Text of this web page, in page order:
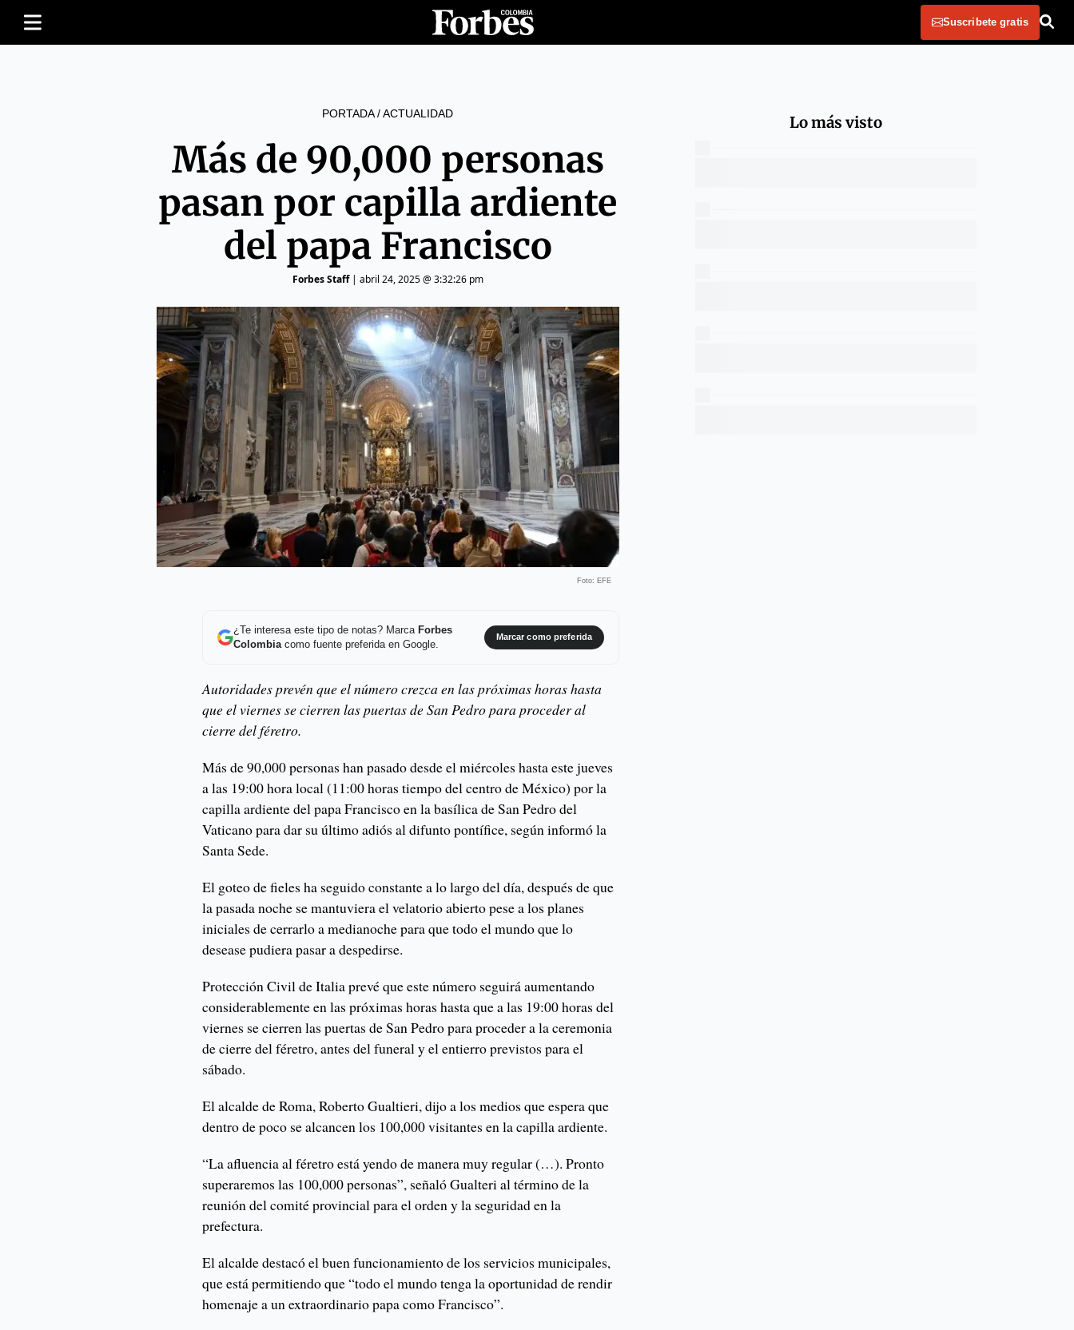
Suscribete gratis
PORTADA/ACTUALIDAD
Más de 90,000 personas
pasan por capilla ardiente
del papa Francisco
Forbes Staff| abril 24, 2025 @ 3:32:26 pm
Foto: EFE
¿Te interesa este tipo de notas? Marca Forbes
Colombiacomo fuente preferida en Google.
Marcar como preferida
Autoridades prevén que el número crezca en las próximas horas hasta
que el viernes se cierren las puertas de San Pedro para proceder al
cierre del féretro.
Más de 90,000 personas han pasado desde el miércoles hasta este jueves
a las 19:00 hora local (11:00 horas tiempo del centro de México) por la
capilla ardiente del papa Francisco en la basílica de San Pedro del
Vaticano para dar su último adiós al difunto pontífice, según informó la
Santa Sede.
El goteo de fieles ha seguido constante a lo largo del día, después de que
la pasada noche se mantuviera el velatorio abierto pese a los planes
iniciales de cerrarlo a medianoche para que todo el mundo que lo
desease pudiera pasar a despedirse.
Protección Civil de Italia prevé que este número seguirá aumentando
considerablemente en las próximas horas hasta que a las 19:00 horas del
viernes se cierren las puertas de San Pedro para proceder a la ceremonia
de cierre del féretro, antes del funeral y el entierro previstos para el
sábado.
El alcalde de Roma, Roberto Gualtieri, dijo a los medios que espera que
dentro de poco se alcancen los 100,000 visitantes en la capilla ardiente.
“La afluencia al féretro está yendo de manera muy regular (…). Pronto
superaremos las 100,000 personas”, señaló Gualteri al término de la
reunión del comité provincial para el orden y la seguridad en la
prefectura.
El alcalde destacó el buen funcionamiento de los servicios municipales,
que está permitiendo que “todo el mundo tenga la oportunidad de rendir
homenaje a un extraordinario papa como Francisco”.
Lo más visto